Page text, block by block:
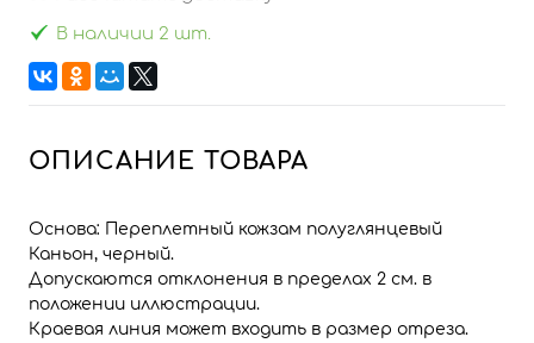
В наличии 2 шт.
ОПИСАНИЕ ТОВАРА
Основа: Переплетный кожзам полуглянцевый
Каньон, черный.
Допускаются отклонения в пределах 2 см. в
положении иллюстрации.
Краевая линия может входить в размер отреза.